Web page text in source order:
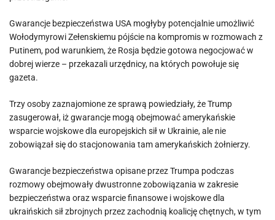
Gwarancje bezpieczeństwa USA mogłyby potencjalnie umożliwić
Wołodymyrowi Zełenskiemu pójście na kompromis w rozmowach z
Putinem, pod warunkiem, że Rosja będzie gotowa negocjować w
dobrej wierze – przekazali urzędnicy, na których powołuje się
gazeta.
Trzy osoby zaznajomione ze sprawą powiedziały, że Trump
zasugerował, iż gwarancje mogą obejmować amerykańskie
wsparcie wojskowe dla europejskich sił w Ukrainie, ale nie
zobowiązał się do stacjonowania tam amerykańskich żołnierzy.
Gwarancje bezpieczeństwa opisane przez Trumpa podczas
rozmowy obejmowały dwustronne zobowiązania w zakresie
bezpieczeństwa oraz wsparcie finansowe i wojskowe dla
ukraińskich sił zbrojnych przez zachodnią koalicję chętnych, w tym